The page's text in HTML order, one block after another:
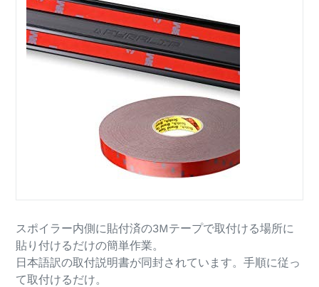
スポイラー内側に貼付済の3Mテープで取付ける場所に
貼り付けるだけの簡単作業。
日本語訳の取付説明書が同封されています。手順に従っ
て取付けるだけ。